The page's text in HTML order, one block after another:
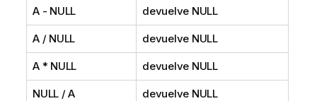
A - NULL devuelve NULL
A / NULL devuelve NULL
A * NULL devuelve NULL
NULL / A devuelve NULL